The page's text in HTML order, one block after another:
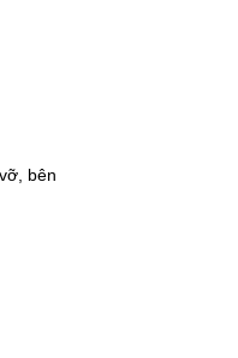
bên